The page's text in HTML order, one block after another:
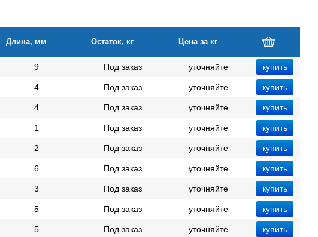
Длина, мм Остаток, кг Цена за кг
9 Под заказ уточняйте
4 Под заказ уточняйте
4 Под заказ уточняйте
1 Под заказ уточняйте
2 Под заказ уточняйте
6 Под заказ уточняйте
3 Под заказ уточняйте
5 Под заказ уточняйте
5 Под заказ уточняйте